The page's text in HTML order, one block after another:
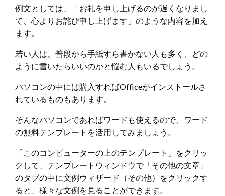
例文としては、「お礼を申し上げるのが遅くなりまし
て、心よりお詫び申し上げます」のような内容を加え
ます。
若い人は、普段から手紙すら書かない人も多く、どの
ように書いたらいいのかと悩む人もいるでしょう。
パソコンの中には購入すればOfficeがインストールさ
れているものもあります。
そんなパソコンであればワードも使えるので、ワード
の無料テンプレートを活用してみましょう。
「このコンピューターの上のテンプレート」をクリッ
クして、テンプレートウィンドウで「その他の文章」
のタブの中に文例ウィザード（その他）をクリックす
ると、様々な文例を見ることができます。